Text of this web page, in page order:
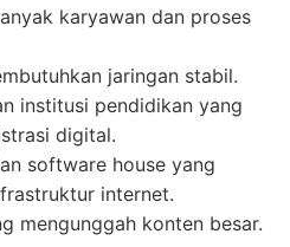
karyawan dan proses
jaringan stabil.
institusi pendidikan yang
digital.
software house yang
internet.
mengunggah konten besar.